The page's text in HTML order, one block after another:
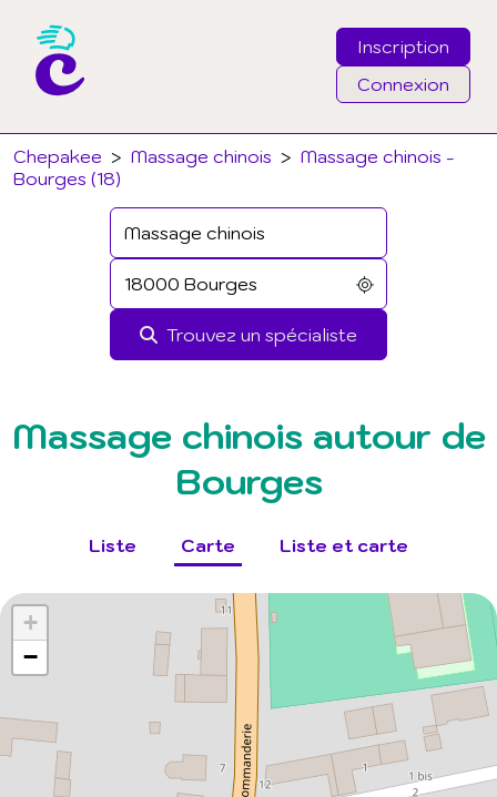
Inscription
Connexion
Chepakee > Massage chinois > Massage chinois -
Bourges (18)
Trouvez un spécialiste
Email
Mot de passe
J'ai oublié mon mot de passe
Connexion
Massage chinois autour de
Bourges
Liste Carte Liste et carte
+
−